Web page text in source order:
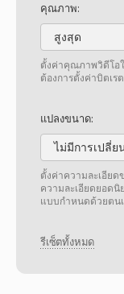
คุณภาพ:
สูงสุด
ตั้งค่าคุณภาพวิดีโอ
ต้องการตั้งค่าบิตเร
แปลงขนาด:
ไม่มีการเปลี่ย
ตั้งค่าความละเอียด
ความละเอียดยอด
แบบกำหนดด้วยตน
รีเซ็ตทั้งหมด